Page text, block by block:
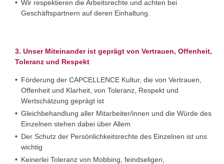
Wir respektieren die Arbeitsrechte und achten bei
Geschäftspartnern auf deren Einhaltung.
3. Unser Miteinander ist geprägt von Vertrauen, Offenheit,
Toleranz und Respekt
Förderung der CAPCELLENCE Kultur, die von Vertrauen,
Offenheit und Klarheit, von Toleranz, Respekt und
Wertschätzung geprägt ist
Gleichbehandlung aller Mitarbeiter/innen und die Würde des
Einzelnen stehen dabei über Allem
Der Schutz der Persönlichkeitsrechte des Einzelnen ist uns
wichtig
Keinerlei Toleranz von Mobbing, feindseligen,